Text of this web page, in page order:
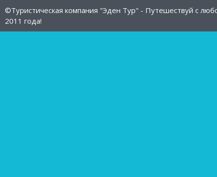
©Туристическая компания "Эден Тур" - Путешествуй с
2011 года!